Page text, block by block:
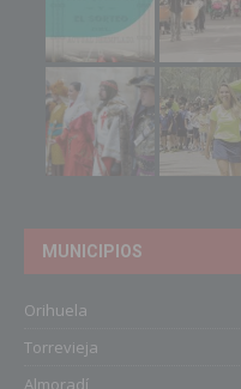
MUNICIPIOS
Orihuela
Torrevieja
Almoradí